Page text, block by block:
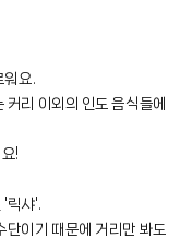
워요.
리 이외의 인도 음식들에
!
'릭샤'.
단이기 때문에 거리만 봐도